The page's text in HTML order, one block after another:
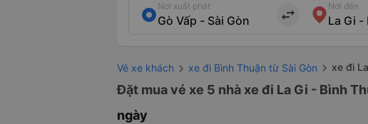
Nơi xuất phát
import_export
Nơi đến
Vé xe khách xe đi Bình Thuận từ Sài Gòn xe đi
Đặt mua vé xe 5 nhà xe đi La Gi - Bình
ngày